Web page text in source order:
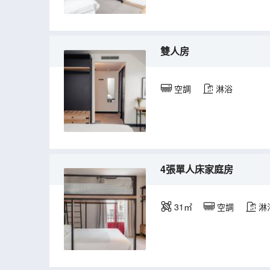
雙人房
空調 淋浴
4張單人床家庭房
31㎡ 空調 淋